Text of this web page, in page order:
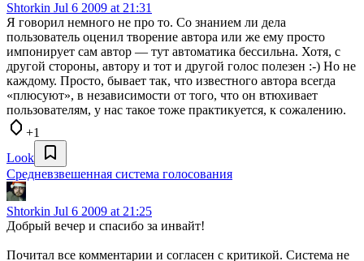
Shtorkin Jul 6 2009 at 21:31
Я говорил немного не про то. Со знанием ли дела
пользователь оценил творение автора или же ему просто
импонирует сам автор — тут автоматика бессильна. Хотя, с
другой стороны, автору и тот и другой голос полезен :-) Но не
каждому. Просто, бывает так, что известного автора всегда
«плюсуют», в независимости от того, что он втюхивает
пользователям, у нас такое тоже практикуется, к сожалению.
+1
Look
Средневзвешенная система голосования
Shtorkin Jul 6 2009 at 21:25
Добрый вечер и спасибо за инвайт!
Почитал все комментарии и согласен с критикой. Система не